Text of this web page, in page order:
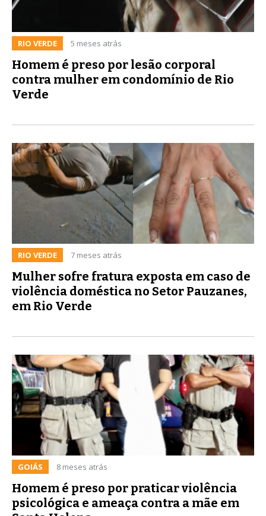
RIO VERDE 5 meses atrás
Homem é preso por lesão corporal
contra mulher em condomínio de Rio
Verde
RIO VERDE 7 meses atrás
Mulher sofre fratura exposta em caso de
violência doméstica no Setor Pauzanes,
em Rio Verde
GOIÁS 8 meses atrás
Homem é preso por praticar violência
psicológica e ameaça contra a mãe em